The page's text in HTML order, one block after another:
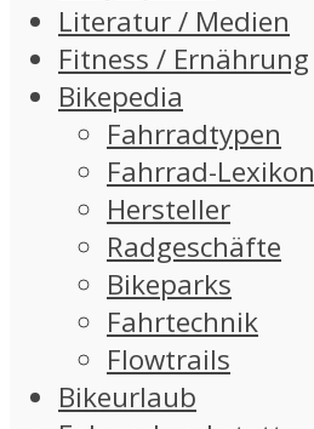
Literatur / Medien
Fitness / Ernährung
Bikepedia
Fahrradtypen
Fahrrad-Lexikon
Hersteller
Radgeschäfte
Bikeparks
Fahrtechnik
Flowtrails
Bikeurlaub